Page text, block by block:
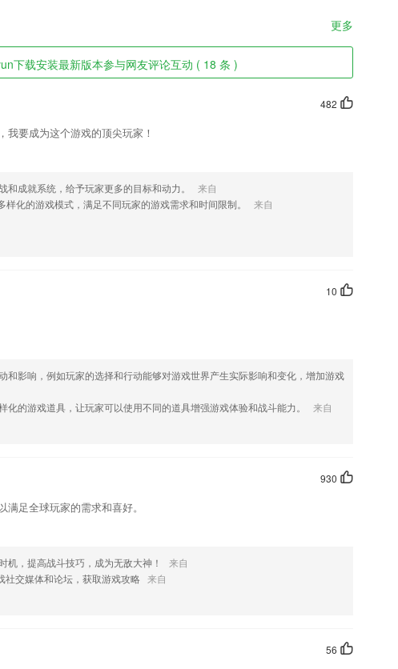
社交系统让你组队战斗，全新的魔幻故事情节等你来书写，喜欢的玩家快来
件特色
来这里学习一点知识。
器;
的阵营，表明了你的态度；
不忧伤》《橙红年代》《斗破苍穹》《天盛长歌》
件优势
你随时想看就看；
多次复习，反复记忆。
健康；太极、广场舞、运动养生讲座，给爱好运动健身的中老年人提供了最
新了什么?
频爆款小秘籍
更多
下载安装最新版本参与网友评论互动 ( 18 条 )
482
我要成为这个游戏的顶尖玩家！
和成就系统，给予玩家更多的目标和动力。
来自
样化的游戏模式，满足不同玩家的游戏需求和时间限制。
来自
10
和影响，例如玩家的选择和行动能够对游戏世界产生实际影响和变化，增加游戏
化的游戏道具，让玩家可以使用不同的道具增强游戏体验和战斗能力。
来自
930
足全球玩家的需求和喜好。
机，提高战斗技巧，成为无敌大神！
来自
社交媒体和论坛，获取游戏攻略 来自
56